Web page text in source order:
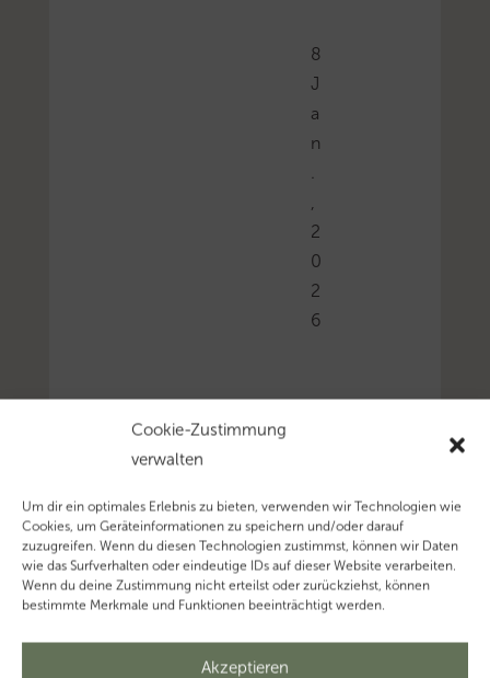
Cookie-Zustimmung
verwalten
Um dir ein optimales Erlebnis zu bieten, verwenden wir Technologien wie
Cookies, um Geräteinformationen zu speichern und/oder darauf
zuzugreifen. Wenn du diesen Technologien zustimmst, können wir Daten
wie das Surfverhalten oder eindeutige IDs auf dieser Website verarbeiten.
Wenn du deine Zustimmung nicht erteilst oder zurückziehst, können
bestimmte Merkmale und Funktionen beeinträchtigt werden.
Akzeptieren
8
J
a
n
.
,
2
0
2
6
entschieden,
dass
ein
Arbeitnehmer
bei
seinen